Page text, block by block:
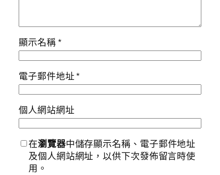
顯示名稱*
電子郵件地址*
個人網站網址
在瀏覽器中儲存顯示名稱、電子郵件地址
及個人網站網址，以供下次發佈留言時使
用。